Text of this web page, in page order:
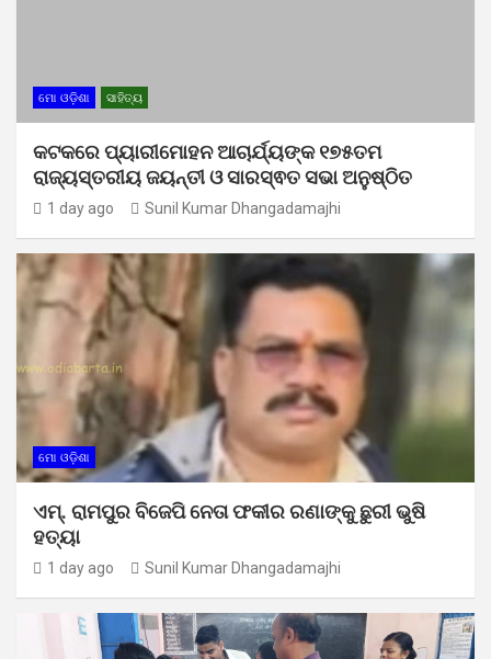
ମୋ ଓଡ଼ିଶା ସାହିତ୍ୟ
କଟକରେ ପ୍ୟାରୀମୋହନ ଆଚାର୍ଯ୍ୟଙ୍କ ୧୭୫ତମ
ରାଜ୍ୟସ୍ତରୀୟ ଜୟନ୍ତୀ ଓ ସାରସ୍ଵତ ସଭା ଅନୁଷ୍ଠିତ
1 day ago Sunil Kumar Dhangadamajhi
ମୋ ଓଡ଼ିଶା
ଏମ୍. ରାମପୁର ବିଜେପି ନେତା ଫକୀର ରଣାଙ୍କୁ ଛୁରୀ ଭୁଷି
ହତ୍ୟା
1 day ago Sunil Kumar Dhangadamajhi